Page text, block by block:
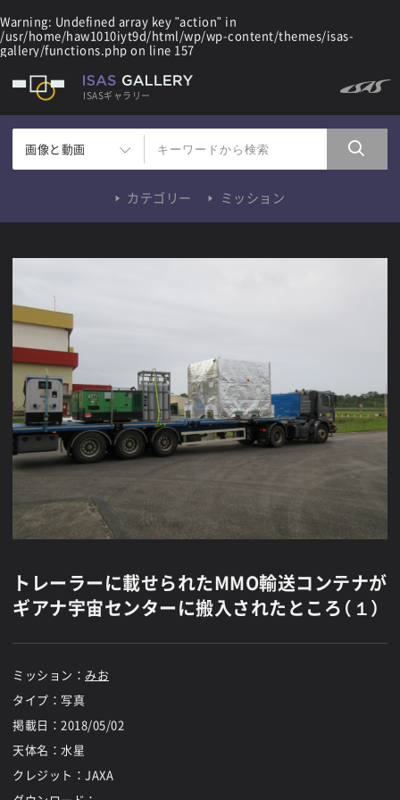
Warning: Undefined array key "action" in
/usr/home/haw1010iyt9d/html/wp/wp-content/themes/isas-
gallery/functions.php on line 157
ISASギャラリー
画像と動画
カテゴリー ミッション
トレーラーに載せられたMMO輸送コンテナが
ギアナ宇宙センターに搬入されたところ（１）
ミッション： みお
タイプ：写真
掲載日： 2018/05/02
天体名：水星
クレジット：JAXA